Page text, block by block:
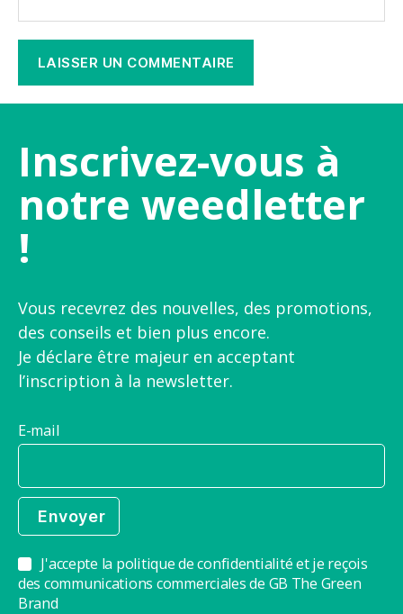
Inscrivez-vous à
notre weedletter
!
Vous recevrez des nouvelles, des promotions,
des conseils et bien plus encore.
Je déclare être majeur en acceptant
l’inscription à la newsletter.
E-mail
J'accepte la politique de confidentialité et je reçois
des communications commerciales de GB The Green
Brand